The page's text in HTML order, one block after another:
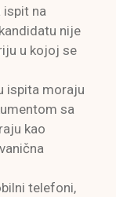
ispit na
nije
u kojoj se
ispita moraju
sa
kao
telefoni,